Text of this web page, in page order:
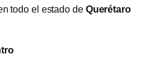
todo el estado de Querétaro